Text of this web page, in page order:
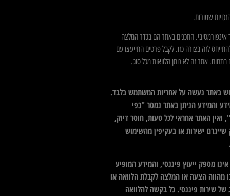
שמורות.
אינפורמטיבי. התכנים באתר הם בגדר המלצה
לזה בצורה כזו. לקבל פרטים התייעצו עם
בתחום. אתר זה לא נותן הלוואות מכל סוג.
באתר נעשה על אחריות המשתמש בלבד.
והמידע הניתן באתר נמסר "כפי
ואין האתר אחראי לכל טעות, חוסר דיוק,
שייגרם ישירות או בעקיפין מהשימוש
מספק ייעוץ פיננסי, והמידע המופיע
מהווה הצעה או המלצה לקבלת הלוואה או
של שירות פיננסי. כל בקשה להלוואה